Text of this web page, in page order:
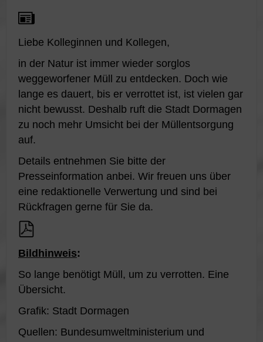
Liebe Kolleginnen und Kollegen,
in der Natur ist immer wieder sorglos
weggeworfener Müll zu entdecken. Doch wie
lange es dauert, bis er verrottet ist, ist vielen gar
nicht bewusst. Deshalb ruft die Stadt Dormagen
zu noch mehr Umsicht bei der Müllentsorgung
auf.
Details entnehmen Sie bitte der
Presseinformation anbei. Wir freuen uns über
eine redaktionelle Verwertung und sind bei
Rückfragen gerne für Sie da.
Bildhinweis:
So lange benötigt Müll, um zu verrotten. Eine
Übersicht.
Grafik: Stadt Dormagen
Quellen: Bundesumweltministerium und